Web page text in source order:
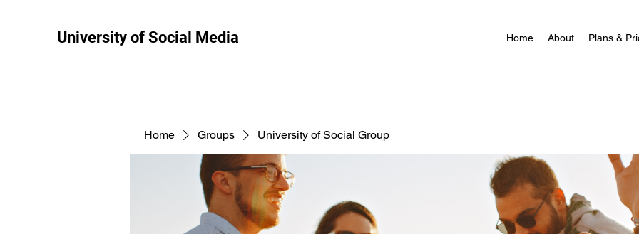
University of Social Media Home About Plans &
Home Groups University of Social Group